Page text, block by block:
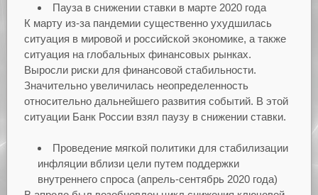
Пауза в снижении ставки в марте 2020 года
К марту из-за пандемии существенно ухудшилась
ситуация в мировой и российской экономике, а также
ситуация на глобальных финансовых рынках.
Выросли риски для финансовой стабильности.
Значительно увеличилась неопределенность
относительно дальнейшего развития событий. В этой
ситуации Банк России взял паузу в снижении ставки.
Проведение мягкой политики для стабилизации
инфляции вблизи цели путем поддержки
внутреннего спроса (апрель-сентябрь 2020 года)